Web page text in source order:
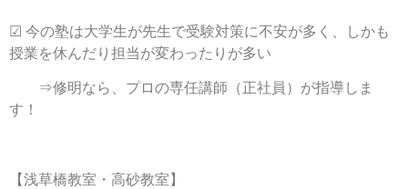
☑ 今の塾は大学生が先生で受験対策に不安が多く、しかも
授業を休んだり担当が変わったりが多い
⇒修明なら、 プロの専任講師 （正社員）が指導 しま
す！
【浅草橋教室・高砂教室】